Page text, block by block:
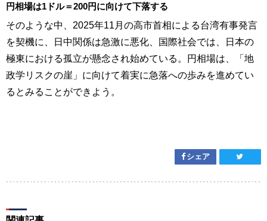
円相場は1ドル＝200円に向けて下落する
そのような中、2025年11月の高市首相による台湾有事発言
を契機に、日中関係は急激に悪化、国際社会では、日本の
極東における孤立が懸念され始めている。円相場は、「地
政学リスクの崖」に向けて着実に急落への歩みを進めてい
るとみることができよう。
シェア